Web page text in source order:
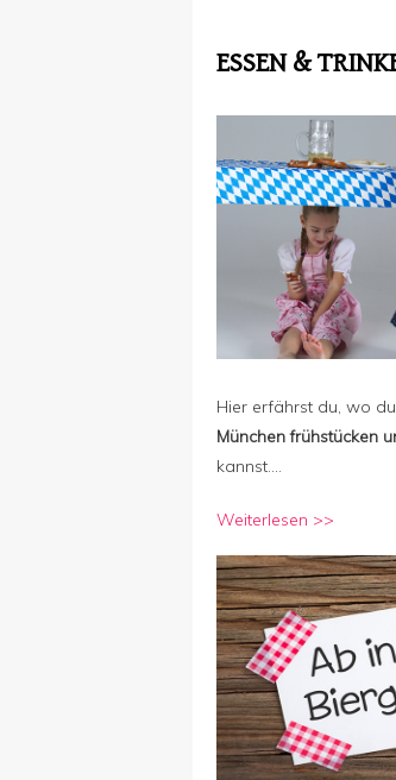
ESSEN &
Hier erfährst du, wo
München frühstücken
kannst….
Weiterlesen >>